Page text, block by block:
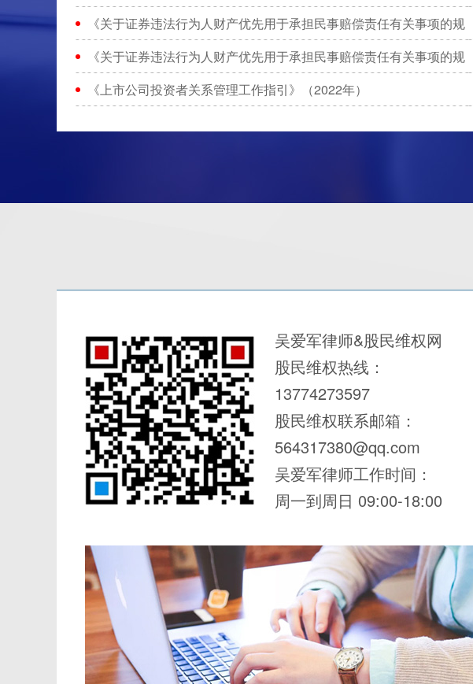
《关于证券违法行为人财产优先用于承担民事赔偿责任有关事项的规
《关于证券违法行为人财产优先用于承担民事赔偿责任有关事项的规
《上市公司投资者关系管理工作指引》（2022年）
吴爱军律师&股民维权网
股民维权热线：
13774273597
股民维权联系邮箱：
564317380@qq.com
吴爱军律师工作时间：
周一到周日 09:00-18:00